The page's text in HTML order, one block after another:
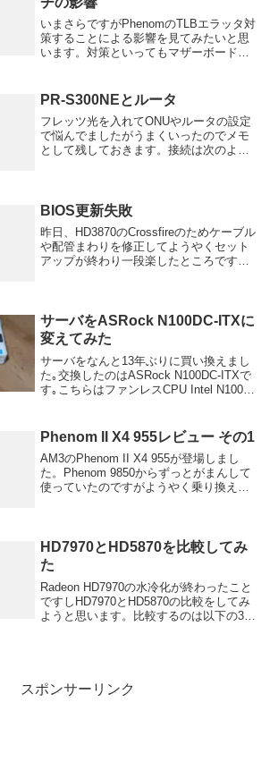
いまさらですがPhenomのTLBエラッタ対
策することによる影響を見てみたいと思
います。対策といってもマザーボードの
K9A2 PlatiumMem...
PR-S300NEとルータ
フレッツ光を入れてONUやルータの設定
で悩んでましたがうまくいったのでメモ
として残しておきます。接続は次のよう
タ...
BIOS更新失敗
昨日、HD3870のCrossfireのためケーブル
や配管まわりを修正してようやくセット
アップが終わり一段楽したところです。
サーバをASRock N100DC-ITXに
変えてみた
サーバをなんと13年ぶりに買い換えまし
た｡交換したのはASRock N100DC-ITXで
す｡こちらはファンレスCPU Intel N100が
Phenom II X4 955レビュー その1
AM3のPhenom II X4 955が登場しまし
た。Phenom 9850からずっとがまんして
使っていたのですがようやく乗り換える
HD7970とHD5870を比較してみ
た
Radeon HD7970の水冷化が終わったこと
ですしHD7970とHD5870の比較をしてみ
ようと思います。比較するのは以下の3
スポンサーリンク